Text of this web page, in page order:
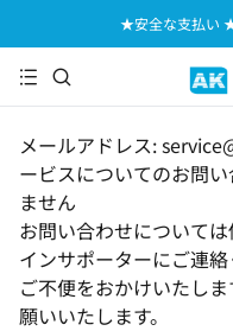
★安全な支払い
メールアドレス:
ービスについてのお問
ません
お問い合わせについて
インサポーターにご連絡
ご不便をおかけいたし
願いいたします。